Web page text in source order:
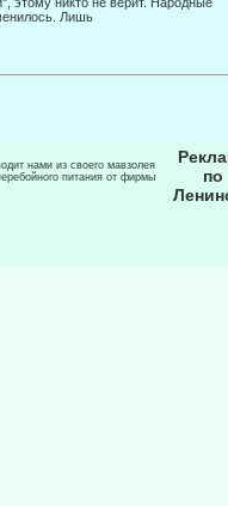
Лишь
нами из своего мавзолея
питания от фирмы
по